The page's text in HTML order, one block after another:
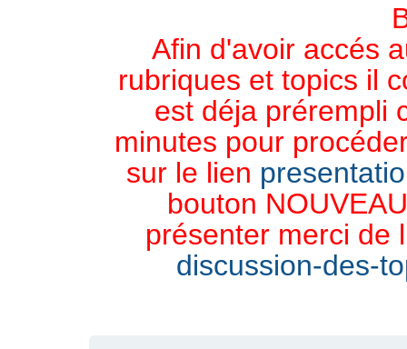
Afin d'avoir accés
rubriques et topics il
est déja prérempli
minutes pour
sur le lien
bouton
présenter merci de
discussion-des-